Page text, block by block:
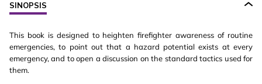
SINOPSIS
This book is designed to heighten firefighter awareness of routine
emergencies, to point out that a hazard potential exists at every
emergency, and to open a discussion on the standard tactics used for
them.